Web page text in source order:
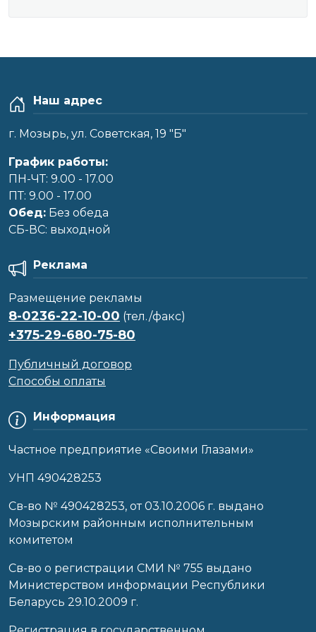
Наш адрес
г. Мозырь, ул. Советская, 19 "Б"
График работы:
ПН-ЧТ: 9.00 - 17.00
ПТ: 9.00 - 17.00
Обед: Без обеда
CБ-ВС: выходной
Информация
Частное предприятие «Своими Глазами»
УНП 490428253
Cв-во № 490428253, от 03.10.2006 г. выдано
Мозырским районным исполнительным
комитетом
Св-во о регистрации СМИ № 755 выдано
Министерством информации Республики
Беларусь 29.10.2009 г.
Реклама
Размещение рекламы
8-0236-22-10-00 (тел./факс)
+375-29-680-75-80
Публичный договор
Способы оплаты